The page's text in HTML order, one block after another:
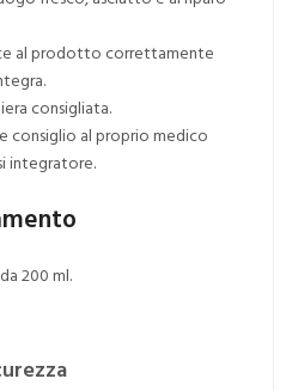
al prodotto correttamente
consigliata.
consiglio al proprio medico
integratore.
200 ml.